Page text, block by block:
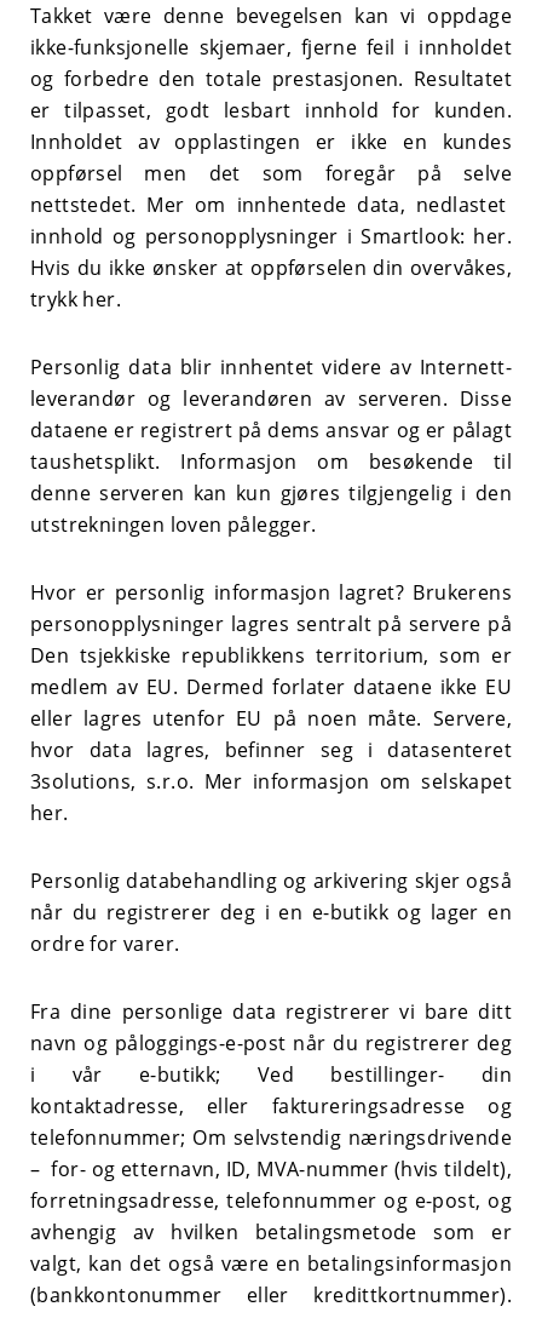
Takket være denne bevegelsen kan vi oppdage
ikke-funksjonelle skjemaer, fjerne feil i innholdet
og forbedre den totale prestasjonen. Resultatet
er tilpasset, godt lesbart innhold for kunden.
Innholdet av opplastingen er ikke en kundes
oppførsel men det som foregår på selve
nettstedet. Mer om innhentede data, nedlastet
innhold og personopplysninger i Smartlook: her.
Hvis du ikke ønsker at oppførselen din overvåkes,
trykk her.
Personlig data blir innhentet videre av Internett-
leverandør og leverandøren av serveren. Disse
dataene er registrert på dems ansvar og er pålagt
taushetsplikt. Informasjon om besøkende til
denne serveren kan kun gjøres tilgjengelig i den
utstrekningen loven pålegger.
Hvor er personlig informasjon lagret? Brukerens
personopplysninger lagres sentralt på servere på
Den tsjekkiske republikkens territorium, som er
medlem av EU. Dermed forlater dataene ikke EU
eller lagres utenfor EU på noen måte. Servere,
hvor data lagres, befinner seg i datasenteret
3solutions, s.r.o. Mer informasjon om selskapet
her.
Personlig databehandling og arkivering skjer også
når du registrerer deg i en e-butikk og lager en
ordre for varer.
Fra dine personlige data registrerer vi bare ditt
navn og påloggings-e-post når du registrerer deg
i vår e-butikk; Ved bestillinger- din
kontaktadresse, eller faktureringsadresse og
telefonnummer; Om selvstendig næringsdrivende
– for- og etternavn, ID, MVA-nummer (hvis tildelt),
forretningsadresse, telefonnummer og e-post, og
avhengig av hvilken betalingsmetode som er
valgt, kan det også være en betalingsinformasjon
(bankkontonummer eller kredittkortnummer).